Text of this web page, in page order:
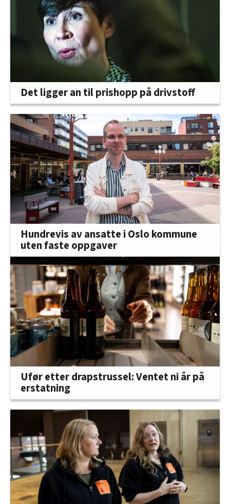
Det ligger an til prishopp på drivstoff
Hundrevis av ansatte i Oslo kommune
uten faste oppgaver
Ufør etter drapstrussel: Ventet ni år på
erstatning